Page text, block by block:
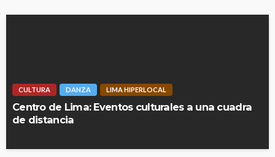
CULTURA DANZA LIMA HIPERLOCAL
Centro de Lima: Eventos culturales a una cuadra
de distancia